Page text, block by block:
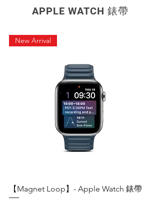
APPLE WATCH 錶帶
New Arrival
【Magnet Loop】- Apple Watch 錶帶